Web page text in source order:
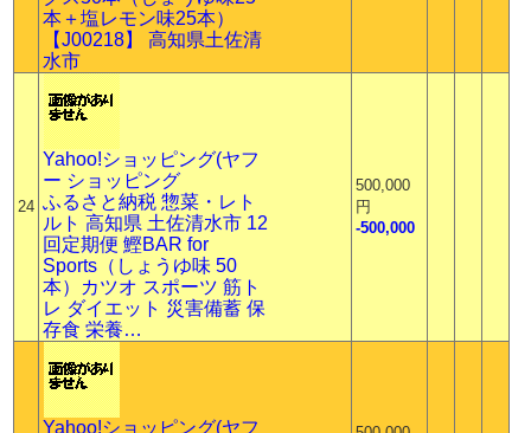
本＋塩レモン味25本）
【J00218】 高知県土佐清
水市
24
Yahoo!ショッピング(ヤフ
ー ショッピング
ふるさと納税 惣菜・レト
ルト 高知県 土佐清水市 12
回定期便 鰹BAR for
Sports（しょうゆ味 50
本）カツオ スポーツ 筋ト
レ ダイエット 災害備蓄 保
存食 栄養…
500,000
円
-500,000
Yahoo!ショッピング(ヤフ